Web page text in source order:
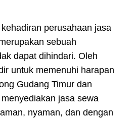
perusahaan jasa
sebuah
dapat dihindari. Oleh
untuk memenuhi harapan
Gudang Timur dan
jasa sewa
nyaman, dan dengan